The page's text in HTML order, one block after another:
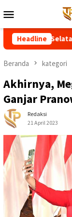
ke
kontenMobile
Headline
Pokir 2027
Beranda kategori
Akhirnya,
Ganjar
Redaksi
21 April 2023